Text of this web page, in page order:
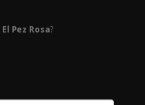
El Pez Rosa?